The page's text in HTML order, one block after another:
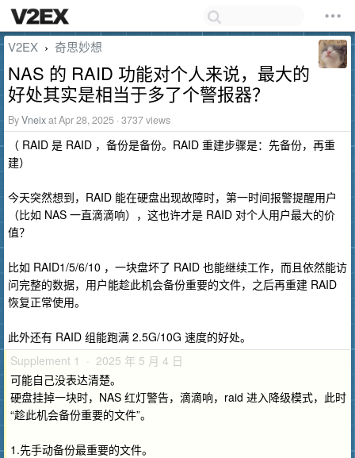
V2EX › 奇思妙想
NAS 的 RAID 功能对个人来说，最大的
好处其实是相当于多了个警报器？
ByVneixat Apr 28, 2025 · 3737 views
（ RAID 是 RAID ，备份是备份。RAID 重建步骤是：先备份，再重
建）
今天突然想到，RAID 能在硬盘出现故障时，第一时间报警提醒用户
（比如 NAS 一直滴滴响），这也许才是 RAID 对个人用户最大的价
值？
比如 RAID1/5/6/10 ，一块盘坏了 RAID 也能继续工作，而且依然能访
问完整的数据，用户能趁此机会备份重要的文件，之后再重建 RAID
恢复正常使用。
此外还有 RAID 组能跑满 2.5G/10G 速度的好处。
Supplement 1 · 2025 年 5 月 4 日
可能自己没表达清楚。
硬盘挂掉一块时，NAS 红灯警告，滴滴响，raid 进入降级模式，此时
“趁此机会备份重要的文件”。
1.先手动备份最重要的文件。